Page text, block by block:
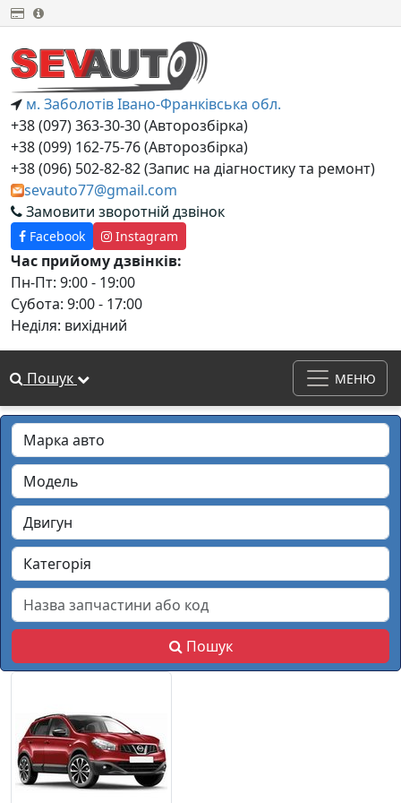
м. Заболотів Івано-Франківська обл.
+38 (097) 363-30-30 (Авторозбірка)
+38 (099) 162-75-76 (Авторозбірка)
+38 (‎096) 502-82-82 (Запис на діагностику та ремонт)
sevauto77@gmail.com
Замовити зворотній дзвінок
Facebook Instagram
Час прийому дзвінків:
Пн-Пт: 9:00 - 19:00
Субота: 9:00 - 17:00
Неділя: вихідний
Пошук МЕНЮ
Пошук